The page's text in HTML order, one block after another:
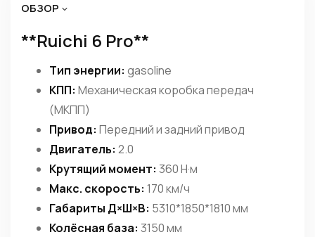
ОБЗОР
**Ruichi 6 Pro**
Тип энергии: gasoline
КПП: Механическая коробка передач
(МКПП)
Привод: Передний и задний привод
Двигатель: 2.0
Крутящий момент: 360 Н·м
Макс. скорость: 170 км/ч
Габариты Д×Ш×В: 5310*1850*1810 мм
Колёсная база: 3150 мм